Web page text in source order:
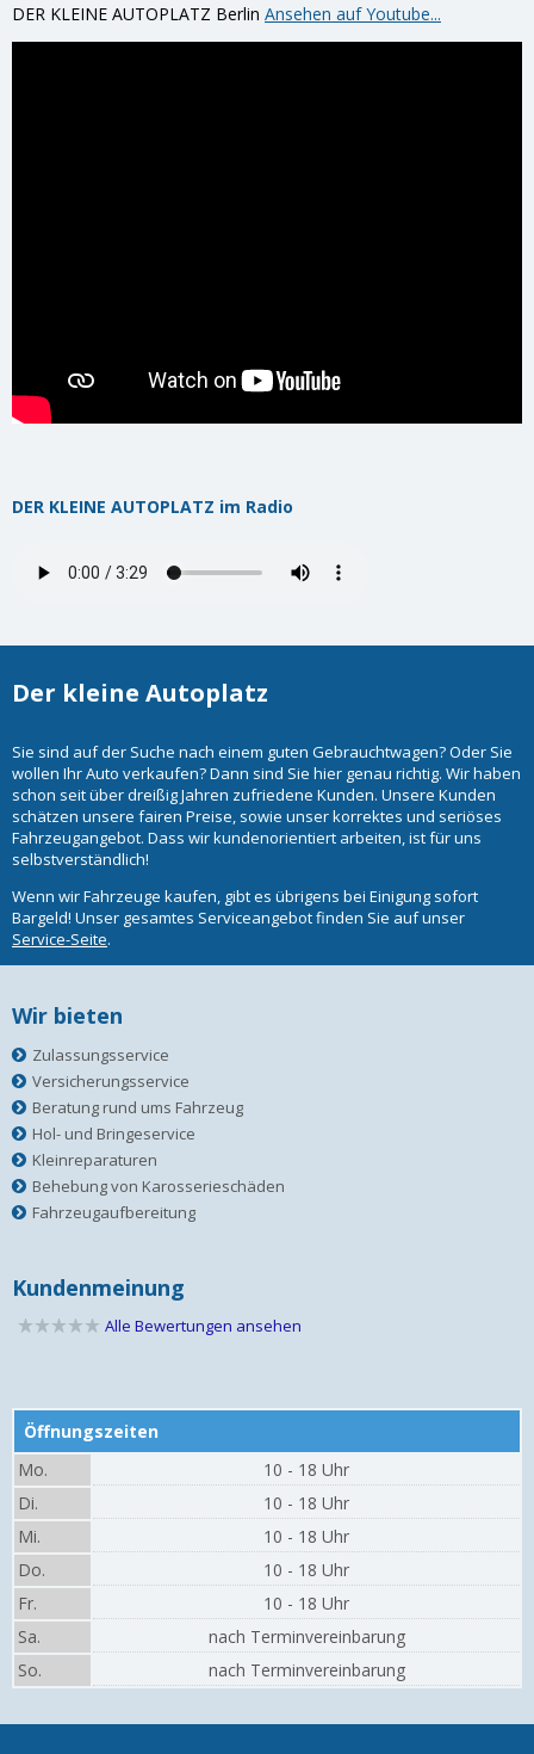
DER KLEINE AUTOPLATZ Berlin Ansehen auf Youtube...
DER KLEINE AUTOPLATZ im Radio
Der kleine Autoplatz
Sie sind auf der Suche nach einem guten Gebrauchtwagen? Oder Sie
wollen Ihr Auto verkaufen? Dann sind Sie hier genau richtig. Wir haben
schon seit über dreißig Jahren zufriedene Kunden. Unsere Kunden
schätzen unsere fairen Preise, sowie unser korrektes und seriöses
Fahrzeugangebot. Dass wir kundenorientiert arbeiten, ist für uns
selbstverständlich!
Wenn wir Fahrzeuge kaufen, gibt es übrigens bei Einigung sofort
Bargeld! Unser gesamtes Serviceangebot finden Sie auf unser
Service-Seite.
Wir bieten
Zulassungsservice
Versicherungsservice
Beratung rund ums Fahrzeug
Hol- und Bringeservice
Kleinreparaturen
Behebung von Karosserieschäden
Fahrzeugaufbereitung
Kundenmeinung
Alle Bewertungen ansehen
Öffnungszeiten
Mo.
10 - 18 Uhr
Di.
10 - 18 Uhr
Mi.
10 - 18 Uhr
Do.
10 - 18 Uhr
Fr.
10 - 18 Uhr
Sa.
nach Terminvereinbarung
So.
nach Terminvereinbarung